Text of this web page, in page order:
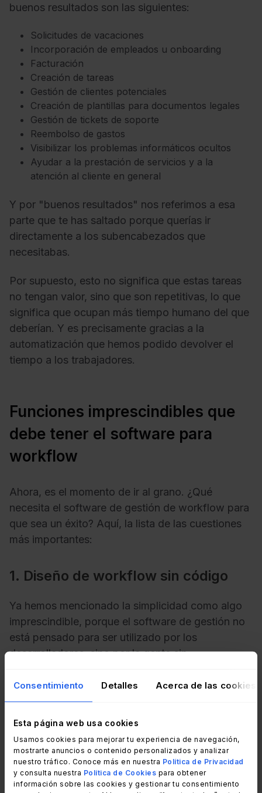
Consentimiento Detalles Acerca de las cookies
Esta página web usa cookies
Usamos cookies para mejorar tu experiencia de navegación,
mostrarte anuncios o contenido personalizados y analizar
nuestro tráfico. Conoce más en nuestra Política de Privacidad
y consulta nuestra Política de Cookies para obtener
información sobre las cookies y gestionar tu consentimiento
buenos resultados son las siguientes:
Solicitudes de vacaciones
Incorporación de empleados u onboarding
Facturación
Creación de tareas
Gestión de clientes potenciales
Creación de plantillas para documentos legales
Gestión de tickets de soporte
Reembolso de gastos
Visibilizar los problemas informáticos ocultos
Ayudar a la prestación de servicios y a la
atención al cliente en general
Y por "buenos resultados" nos referimos a esa
parte que te has saltado porque querías ir
directamente a los subencabezados que
necesitabas.
Por supuesto, esto no significa que estas tareas
no tengan valor, sino que son repetitivas, lo que
significa que ocupan más tiempo humano del que
deberían. Y es precisamente gracias a la
automatización que hemos podido devolver el
tiempo a los trabajadores.
Funciones imprescindibles que
debe tener el software para
workflow
Ahora, es el momento de ir al grano. ¿Qué
necesita el software de gestión de workflow para
que sea un éxito? Aquí, la lista de las cuestiones
más importantes:
1. Diseño de workflow sin código
Ya hemos mencionado la simplicidad como algo
imprescindible, porque el software de gestión no
está pensado para ser utilizado por los
desarrolladores, sino por la gente sin
negocios.
directo facilitará mucho la gestión de tu equipo.
Sin embargo, una de las cosas que tu herramienta
debe tener es la capacidad de crear workflows
con enrutamiento dinámico. Es decir, si el